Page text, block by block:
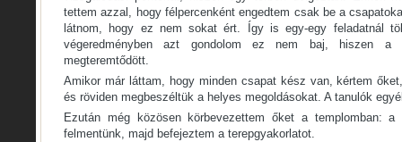
tettem azzal, hogy félpercenként engedtem csak be a
látnom, hogy ez nem sokat ért. Így is egy-egy feladatnál
végeredményben azt gondolom ez nem baj, hiszen
megteremtődött.
Amikor már láttam, hogy minden csapat kész van, kértem
és röviden megbeszéltük a helyes megoldásokat. A tanulók
Ezután még közösen körbevezettem őket a templomban:
felmentünk, majd befejeztem a terepgyakorlatot.